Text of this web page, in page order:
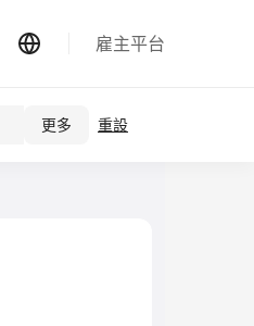
雇主平台
更多 重設